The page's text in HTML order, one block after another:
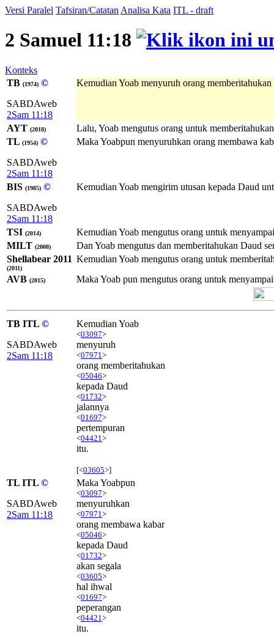
Versi Paralel Tafsiran/Catatan Analisa Kata ITL - draft
2 Samuel 11:18
Konteks
TB (1974) ©
SABDAweb
2Sam 11:18
Kemudian Yoab menyuruh orang
AYT (2018)
Lalu, Yoab mengutus orang untuk
TL (1954) ©
SABDAweb
2Sam 11:18
Maka Yoabpun menyuruhkan orang membawa
BIS (1985) ©
SABDAweb
2Sam 11:18
Kemudian Yoab mengirim utusan kepada Daud
TSI (2014)
Kemudian Yoab mengutus orang untuk
MILT (2008)
Dan Yoab mengutus dan memberitahukan Daud
Shellabear 2011
(2011)
Kemudian Yoab mengutus orang untuk
AVB (2015) Maka Yoab pun mengutus orang untuk
TB ITL ©
SABDAweb
2Sam 11:18
Kemudian Yoab
<03097>
menyuruh
<07971 >
orang memberitahukan
<05046>
kepada Daud
<01732>
jalannya
<01697>
pertempuran
<04421 >
itu.
[<03605>]
TL ITL ©
SABDAweb
2Sam 11:18
Maka Yoabpun
<03097>
menyuruhkan
<07971 >
orang membawa kabar
<05046>
kepada Daud
<01732>
akan segala
<03605>
hal ihwal
<01697>
peperangan
<04421 >
itu.